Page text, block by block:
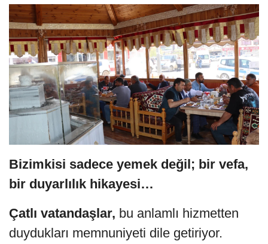
Bizimkisi sadece yemek değil; bir vefa,
bir duyarlılık hikayesi…
Çatlı vatandaşlar, bu anlamlı hizmetten
duydukları memnuniyeti dile getiriyor.